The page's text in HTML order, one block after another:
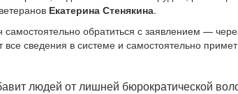
Екатерина Стенякина.
обратиться с заявлением —
сведения в системе и самостоятельно
людей от лишней бюрократической